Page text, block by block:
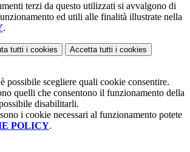
terzi da questo utilizzati si avvalgono di
ed utili alle finalità illustrate nella
.
tutti i cookies Accetta tutti i cookies
possibile scegliere quali cookie consentire.
quelli che consentono il funzionamento della
disabilitarli.
i cookie necessari al funzionamento potete
POLICY.